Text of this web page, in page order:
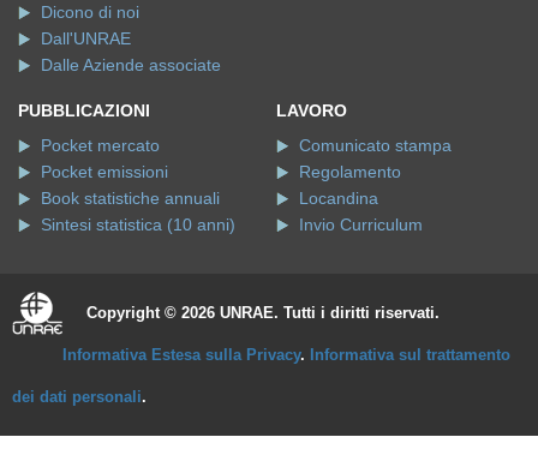
Dicono di noi
Dall'UNRAE
Dalle Aziende associate
PUBBLICAZIONI
Pocket mercato
Pocket emissioni
Book statistiche annuali
Sintesi statistica (10 anni)
LAVORO
Comunicato stampa
Regolamento
Locandina
Invio Curriculum
Copyright © 2026 UNRAE. Tutti i diritti riservati.
Informativa Estesa sulla Privacy. Informativa sul trattamento
dei dati personali.